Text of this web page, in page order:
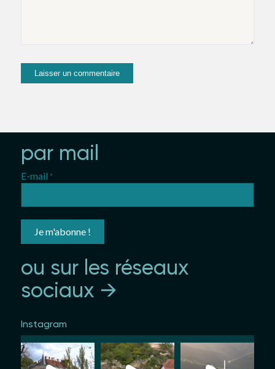
suivez-moi et
par mail
E-mail *
ou sur les réseaux
sociaux →
Instagram